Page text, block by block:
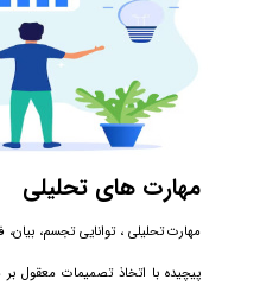
مهارت های تحلیلی
مهارت تحلیلی ، توانایی تجسم،
پیچیده با اتخاذ تصمیمات معقول